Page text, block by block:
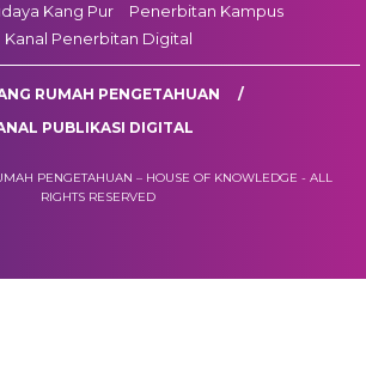
Kang Pur
Penerbitan Kampus
Kanal Penerbitan Digital
RUMAH PENGETAHUAN
PUBLIKASI DIGITAL
PENGETAHUAN – HOUSE OF KNOWLEDGE - ALL
RIGHTS RESERVED